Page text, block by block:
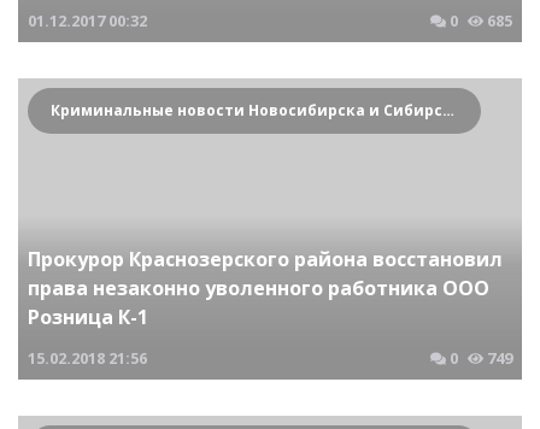
01.12.2017 00:32 0 685
Криминальные новости Новосибирска и Сибирского региона
Прокурор Краснозерского района восстановил
права незаконно уволенного работника ООО
Розница К-1
15.02.2018 21:56 0 749